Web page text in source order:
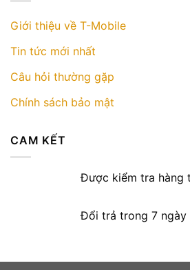
Giới thiệu về T-Mobile
Tin tức mới nhất
Câu hỏi thường gặp
Chính sách bảo mật
CAM KẾT
Được kiểm tra hàng
Đổi trả trong 7 ngày